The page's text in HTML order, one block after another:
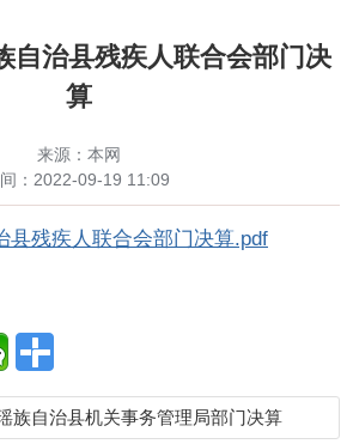
自治县残疾人联合会部门决
算
来源：本网
： 2022-09-19 11:09
县残疾人联合会部门决算.pdf
族自治县机关事务管理局部门决算